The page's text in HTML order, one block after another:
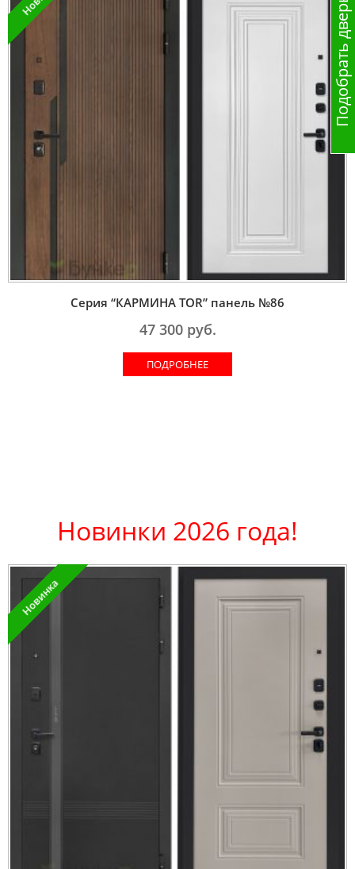
Серия “КАРМИНА TOR” панель №86
47 300руб.
ПОДРОБНЕЕ
Новинки 2026 года!
Новинка
Подобрать дверь